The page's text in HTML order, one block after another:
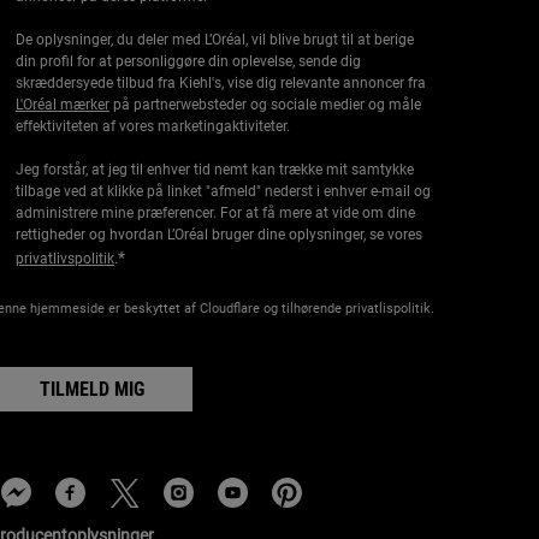
De oplysninger, du deler med L’Oréal, vil blive brugt til at berige
din profil for at personliggøre din oplevelse, sende dig
skræddersyede tilbud fra Kiehl's, vise dig relevante annoncer fra
L'Oréal mærker på partnerwebsteder og sociale medier og måle
effektiviteten af vores marketingaktiviteter.
Jeg forstår, at jeg til enhver tid nemt kan trække mit samtykke
tilbage ved at klikke på linket "afmeld" nederst i enhver e-mail og
administrere mine præferencer. For at få mere at vide om dine
rettigheder og hvordan L’Oréal bruger dine oplysninger, se vores
privatlivspolitik.*
hjemmeside er beskyttet af Cloudflare og tilhørende privatlispolitik.
TILMELD MIG